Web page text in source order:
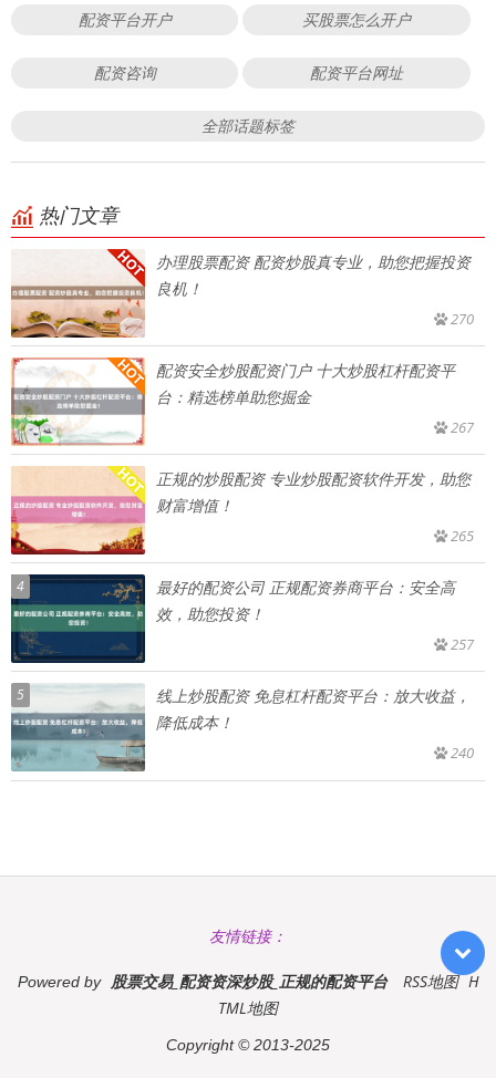
配资平台开户 买股票怎么开户
配资咨询 配资平台网址
全部话题标签
热门文章
办理股票配资 配资炒股真专业，助您把握投资
良机！
270
配资安全炒股配资门户 十大炒股杠杆配资平
台：精选榜单助您掘金
267
正规的炒股配资 专业炒股配资软件开发，助您
财富增值！
265
4
最好的配资公司 正规配资券商平台：安全高
效，助您投资！
257
5
线上炒股配资 免息杠杆配资平台：放大收益，
降低成本！
240
友情链接：
Powered by 股票交易_配资资深炒股_正规的配资平台 RSS地图 H
TML地图
Copyright© 2013-2025